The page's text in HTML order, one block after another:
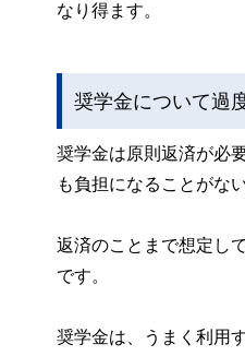
なり得ます。
奨学金について過
奨学金は原則返済が必
も負担になることがな
返済のことまで想定し
です。
奨学金は、うまく利用